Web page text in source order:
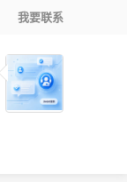
我要联系